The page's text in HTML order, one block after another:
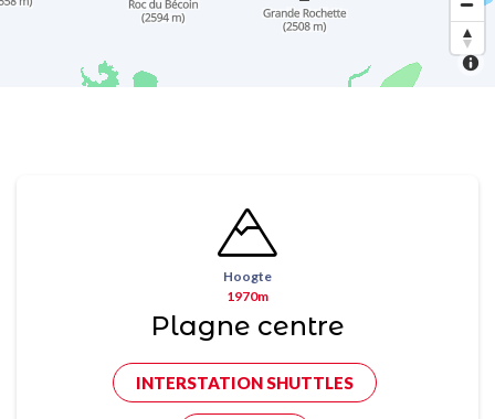
Hoogte
1970m
Plagne centre
INTERSTATION SHUTTLES